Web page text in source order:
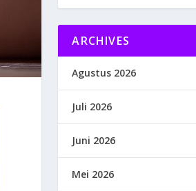
ARCHIVES
Agustus 2026
Juli 2026
Juni 2026
Mei 2026